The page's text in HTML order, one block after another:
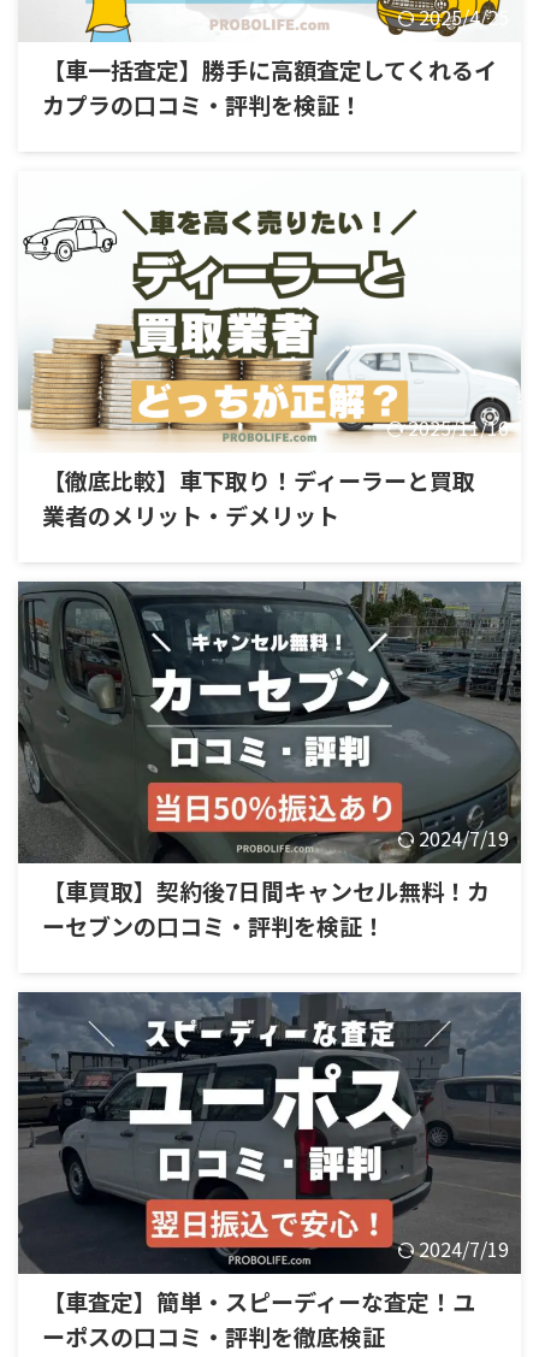
2025/4/25
【車一括査定】勝手に高額査定してくれるイ
カプラの口コミ・評判を検証！
2025/11/16
【徹底比較】車下取り！ディーラーと買取
業者のメリット・デメリット
2024/7/19
【車買取】契約後7日間キャンセル無料！カ
ーセブンの口コミ・評判を検証！
2024/7/19
【車査定】簡単・スピーディーな査定！ユ
ーポスの口コミ・評判を徹底検証